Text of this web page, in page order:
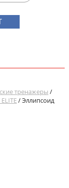
тренажеры /
/ Эллипсоид